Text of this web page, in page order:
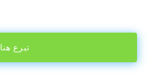
تبرع هنا